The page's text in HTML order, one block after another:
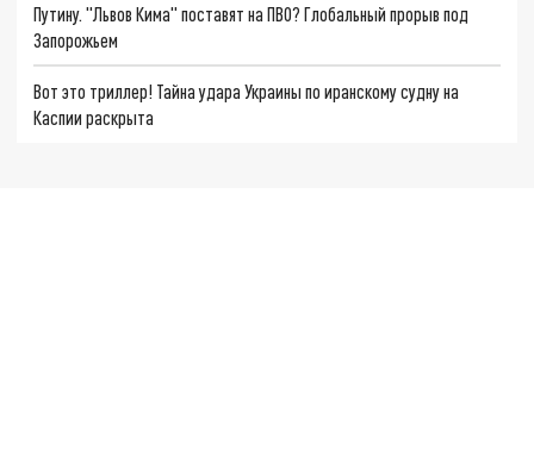
Путину. "Львов Кима" поставят на ПВО? Глобальный прорыв под
Запорожьем
Вот это триллер! Тайна удара Украины по иранскому судну на
Каспии раскрыта